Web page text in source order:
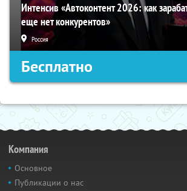
Интенсив «Автоконтент 2026: как
еще нет конкурентов»
Россия
Бесплатно
Компания
Основное
Публикации о нас